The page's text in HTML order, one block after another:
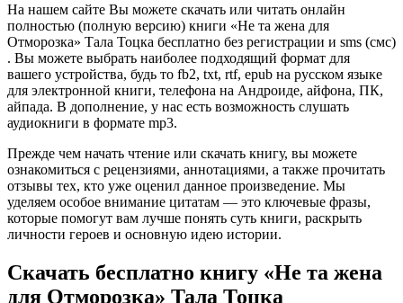
На нашем сайте Вы можете скачать или читать онлайн
полностью (полную версию) книги «Не та жена для
Отморозка» Тала Тоцка бесплатно без регистрации и sms (смс)
. Вы можете выбрать наиболее подходящий формат для
вашего устройства, будь то fb2, txt, rtf, epub на русском языке
для электронной книги, телефона на Андроиде, айфона, ПК,
айпада. В дополнение, у нас есть возможность слушать
аудиокниги в формате mp3.
Прежде чем начать чтение или скачать книгу, вы можете
ознакомиться с рецензиями, аннотациями, а также прочитать
отзывы тех, кто уже оценил данное произведение. Мы
уделяем особое внимание цитатам — это ключевые фразы,
которые помогут вам лучше понять суть книги, раскрыть
личности героев и основную идею истории.
Скачать бесплатно книгу «Не та жена
для Отморозка» Тала Тоцка